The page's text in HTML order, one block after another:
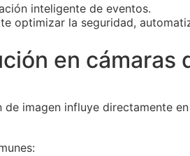
inteligente de eventos.
optimizar la seguridad,
en
de imagen influye directamente